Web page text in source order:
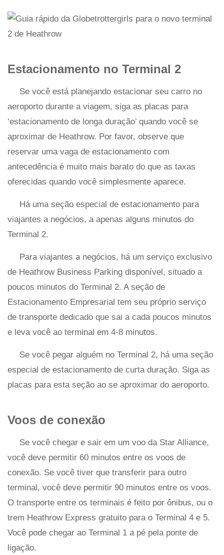
Estacionamento no Terminal 2
Se você está planejando estacionar seu carro no
aeroporto durante a viagem, siga as placas para
‘estacionamento de longa duração’ quando você se
aproximar de Heathrow. Por favor, observe que
reservar uma vaga de estacionamento com
antecedência é muito mais barato do que as taxas
oferecidas quando você simplesmente aparece.
Há uma seção especial de estacionamento para
viajantes a negócios, a apenas alguns minutos do
Terminal 2.
Para viajantes a negócios, há um serviço exclusivo
de Heathrow Business Parking disponível, situado a
poucos minutos do Terminal 2. A seção de
Estacionamento Empresarial tem seu próprio serviço
de transporte dedicado que sai a cada poucos minutos
e leva você ao terminal em 4-8 minutos.
Se você pegar alguém no Terminal 2, há uma seção
especial de estacionamento de curta duração. Siga as
placas para esta seção ao se aproximar do aeroporto.
Voos de conexão
Se você chegar e sair em um voo da Star Alliance,
você deve permitir 60 minutos entre os voos de
conexão. Se você tiver que transferir para outro
terminal, você deve permitir 90 minutos entre os voos.
O transporte entre os terminais é feito por ônibus, ou o
trem Heathrow Express gratuito para o Terminal 4 e 5.
Você pode chegar ao Terminal 1 a pé pela ponte de
ligação.